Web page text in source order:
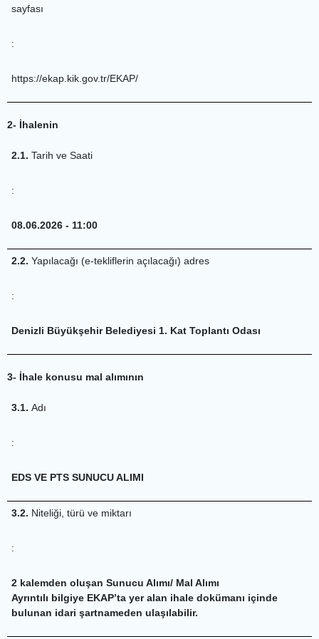
sayfası
:
https://ekap.kik.gov.tr/EKAP/
2- İhalenin
2.1. Tarih ve Saati
:
08.06.2026 - 11:00
2.2. Yapılacağı (e-tekliflerin açılacağı) adres
:
Denizli Büyükşehir Belediyesi 1. Kat Toplantı Odası
3- İhale konusu mal alımının
3.1. Adı
:
EDS VE PTS SUNUCU ALIMI
3.2. Niteliği, türü ve miktarı
:
2 kalemden oluşan Sunucu Alımı/ Mal Alımı
Ayrıntılı bilgiye EKAP’ta yer alan ihale dokümanı içinde
bulunan idari şartnameden ulaşılabilir.